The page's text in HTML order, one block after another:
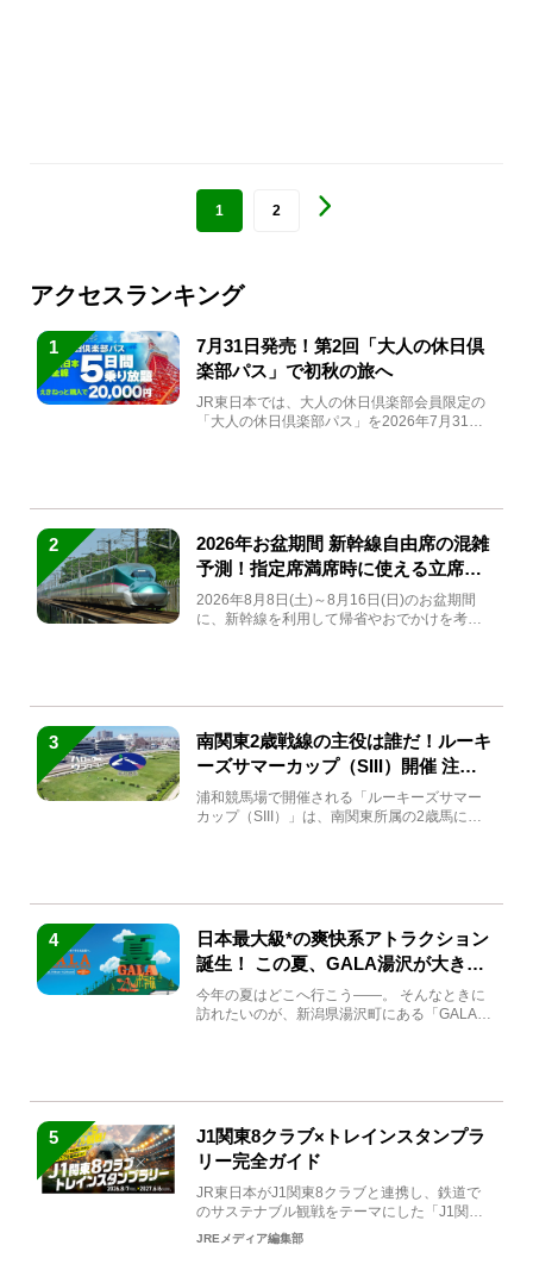
1 2
アクセスランキング
1
7月31日発売！第2回「大人の休日倶
楽部パス」で初秋の旅へ
JR東日本では、大人の休日倶楽部会員限定の
「大人の休日倶楽部パス」を2026年7月31日
2
2026年お盆期間 新幹線自由席の混雑
予測！指定席満席時に使える立席特
急券も解説
2026年8月8日(土)～8月16日(日)のお盆期間
に、新幹線を利用して帰省やおでかけを考え
3
南関東2歳戦線の主役は誰だ！ルーキ
ーズサマーカップ（SIII）開催 注目
馬と見どころをチェック
浦和競馬場で開催される「ルーキーズサマー
カップ（SIII）」は、南関東所属の2歳馬によ
4
日本最大級*の爽快系アトラクション
誕生！ この夏、GALA湯沢が大きく
生まれ変わる
今年の夏はどこへ行こう――。 そんなときに
訪れたいのが、新潟県湯沢町にある「GALA湯
5
J1関東8クラブ×トレインスタンプラ
リー完全ガイド
JR東日本がJ1関東8クラブと連携し、鉄道で
のサステナブル観戦をテーマにした「J1関東8
クラブ×トレイン...
JREメディア編集部